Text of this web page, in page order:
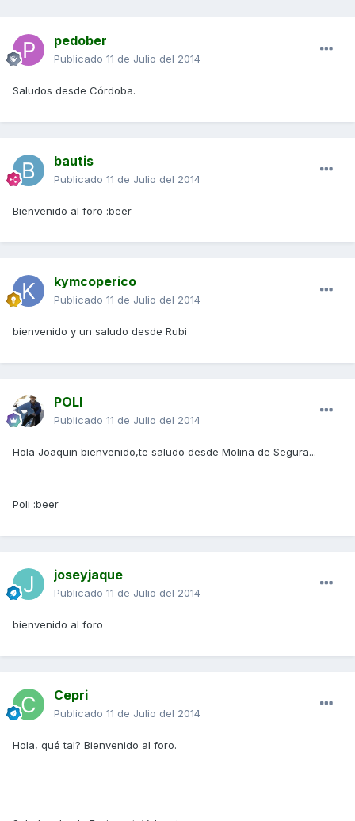
pedober
Publicado 11 de Julio del 2014
Saludos desde Córdoba.
bautis
Publicado 11 de Julio del 2014
Bienvenido al foro :beer
kymcoperico
Publicado 11 de Julio del 2014
bienvenido y un saludo desde Rubi
POLI
Publicado 11 de Julio del 2014
Hola Joaquin bienvenido,te saludo desde Molina de Segura...
Poli :beer
joseyjaque
Publicado 11 de Julio del 2014
bienvenido al foro
Cepri
Publicado 11 de Julio del 2014
Hola, qué tal? Bienvenido al foro.